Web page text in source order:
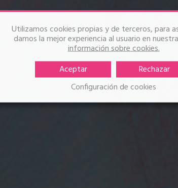
Utilizamos cookies propias y de terceros, para
damos la mejor experiencia al usuario en
información sobre cookies.
Aceptar
Rechazar
Configuración de cookies